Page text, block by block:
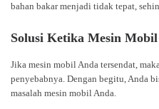
bahan bakar menjadi tidak tepat,
Solusi Ketika Mesin
Jika mesin mobil Anda tersendat,
penyebabnya. Dengan begitu, Anda
masalah mesin mobil Anda.